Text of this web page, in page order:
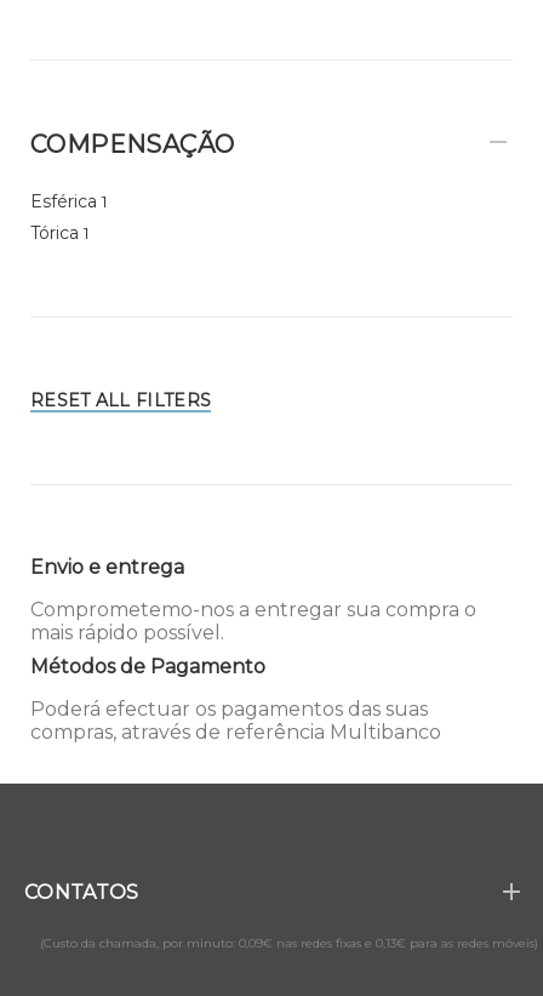
COMPENSAÇÃO
Esférica 1
Tórica 1
RESET ALL FILTERS
Envio e entrega
Comprometemo-nos a entregar sua compra o
mais rápido possível.
Métodos de Pagamento
Poderá efectuar os pagamentos das suas
compras, através de referência Multibanco
CONTATOS
(Custo da chamada, por minuto: 0,09€ nas redes fixas e 0,13€ para as redes móveis)